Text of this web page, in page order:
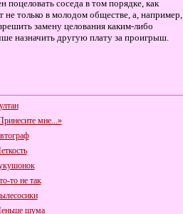
поцеловать соседа в том порядке, как
не только в молодом обществе, а, например,
замену целования каким-либо
назначить другую плату за проигрыш.
мне...»
то не так
шума